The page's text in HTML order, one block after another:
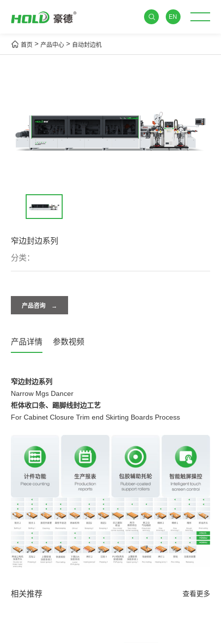
EN
首页 > 产品中心 > 自动封边机
窄边封边系列
分类：
产品咨询 →
产品详情 参数视频
窄边封边系列
Narrow Mgs Dancer
柜体收口条、踢脚线封边工艺
For Cabinet Closure Trim end Skirting Boards Process
相关推荐 查看更多